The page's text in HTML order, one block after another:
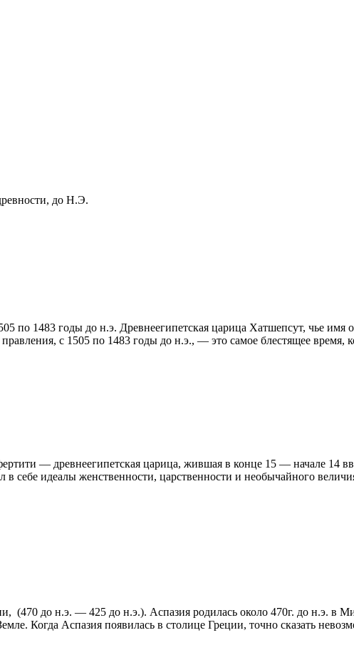
до Н.Э.
по 1483 годы до н.э. Древнеегипетская царица Хатшепсут, чье имя
с 1505 по 1483 годы до н.э., — это самое блестящее время,
— древнеегипетская царица, жившая в конце 15 — начале 14
себе идеалы женственности, царственности и необычайного
(470 до н.э. — 425 до н.э.). Аспазия родилась около 470г. до н.э. в
Когда Аспазия появилась в столице Греции, точно сказать